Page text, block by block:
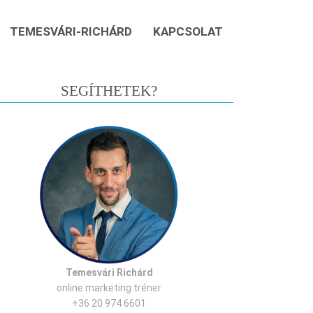
TEMESVÁRI-RICHÁRD KAPCSOLAT
SEGÍTHETEK?
Temesvári Richárd
online marketing tréner
+36 20 974 6601